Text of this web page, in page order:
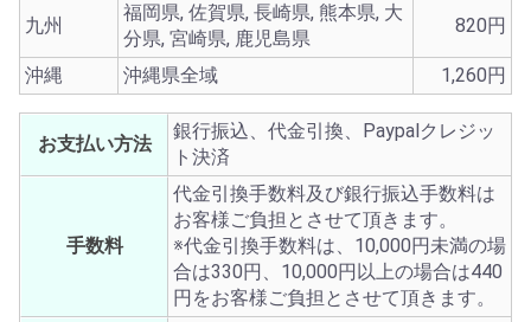
九州
福岡県, 佐賀県, 長崎県, 熊本県, 大
分県, 宮崎県, 鹿児島県
820円
沖縄 沖縄県全域 1,260円
お支払い方法
銀行振込、代金引換、Paypalクレジッ
ト決済
手数料
代金引換手数料及び銀行振込手数料は
お客様ご負担とさせて頂きます。
※代金引換手数料は、10,000円未満の場
合は330円、10,000円以上の場合は440
円をお客様ご負担とさせて頂きます。